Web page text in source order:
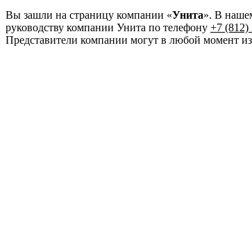
Вы зашли на страницу компании «Унита». В
руководству компании Унита по телефону +7 (812)
Представители компании могут в любой момент